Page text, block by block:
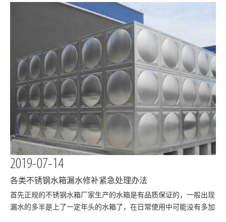
2019-07-14
各类不锈钢水箱漏水修补紧急处理办法
​首先正规的不锈钢水箱厂家生产的水箱是有品质保证的，一般出现
漏水的多半是上了一定年头的水箱了，在日常使用中可能没有多加